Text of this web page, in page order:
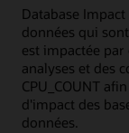
Database
données qui
est impactée
analyses et des
CPU_COUNT
d'impact des
données.